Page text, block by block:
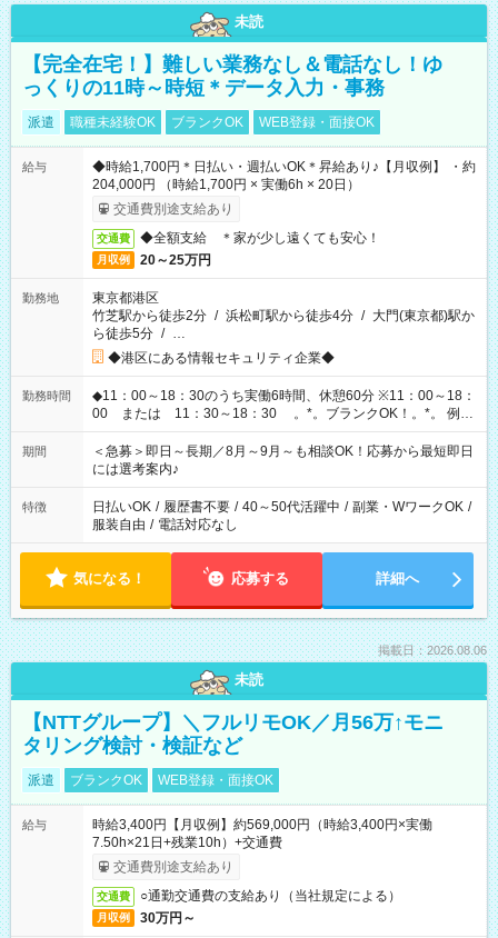
未読
【完全在宅！】難しい業務なし＆電話なし！ゆ
っくりの11時～時短＊データ入力・事務
派遣 職種未経験OK ブランクOK WEB登録・面接OK
給与
◆時給1,700円＊日払い・週払いOK＊昇給あり♪【月収例】 ・約
204,000円 （時給1,700円 × 実働6h × 20日）
交通費別途支給あり
交通費 ◆全額支給 ＊家が少し遠くても安心！
月収例 20～25万円
勤務地
東京都港区
竹芝駅から徒歩2分 / 浜松町駅から徒歩4分 / 大門(東京都)駅か
ら徒歩5分 / …
◆港区にある情報セキュリティ企業◆
勤務時間
◆11：00～18：30のうち実働6時間、休憩60分 ※11：00～18：
00 または 11：30～18：30 。*。ブランクOK！。*。 例え
ば前職が、 在宅/財団法人/事務/コールセンター/受付/販売/カフェ
スタッフ スイーツ販売/ホテルフロント/化粧品販売/など 様々な
業界から入社して活躍されています♪
期間
＜急募＞即日～長期／8月～9月～も相談OK！応募から最短即日
には選考案内♪
特徴 日払いOK / 履歴書不要 / 40～50代活躍中 / 副業・WワークOK /
服装自由 / 電話対応なし
気になる！ 応募する 詳細へ
掲載日：2026.08.06
未読
【NTTグループ】＼フルリモOK／月56万↑モニ
タリング検討・検証など
派遣 ブランクOK WEB登録・面接OK
給与
時給3,400円【月収例】約569,000円（時給3,400円×実働
7.50h×21日+残業10h）+交通費
交通費別途支給あり
交通費 ○通勤交通費の支給あり（当社規定による）
月収例 30万円～